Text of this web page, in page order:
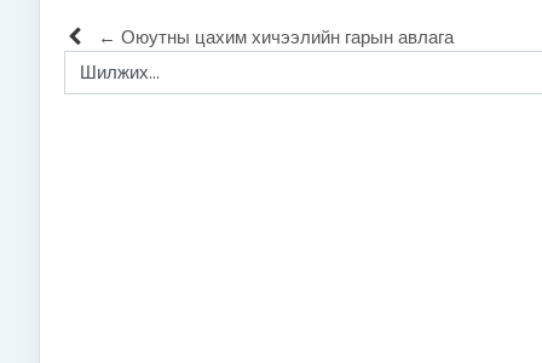
← Оюутны цахим хичээлийн гарын авлага
Шилжих...